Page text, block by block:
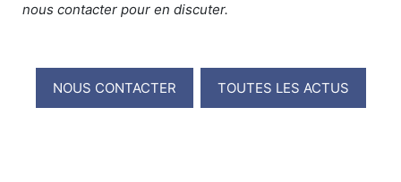
nous contacter pour en discuter.
NOUS CONTACTER TOUTES LES ACTUS